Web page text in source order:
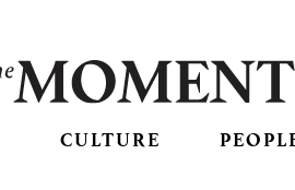
CULTURE